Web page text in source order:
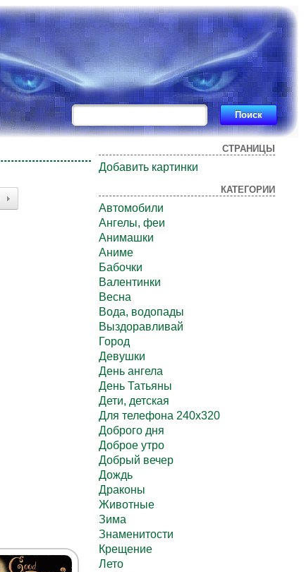
СТРАНИЦЫ
Добавить картинки
КАТЕГОРИИ
Автомобили
Ангелы, феи
Анимашки
Аниме
Бабочки
Валентинки
Весна
Вода, водопады
Выздоравливай
Город
Девушки
День ангела
День Татьяны
Дети, детская
Для телефона 240х320
Доброго дня
Доброе утро
Добрый вечер
Дождь
Драконы
Животные
Зима
Знаменитости
Крещение
Лето